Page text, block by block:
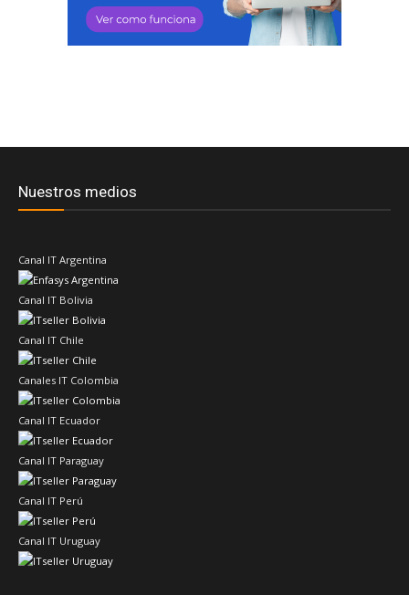
Nuestros medios
Canal IT Argentina
Canal IT Bolivia
Canal IT Chile
Canales IT Colombia
Canal IT Ecuador
Canal IT Paraguay
Canal IT Perú
Canal IT Uruguay